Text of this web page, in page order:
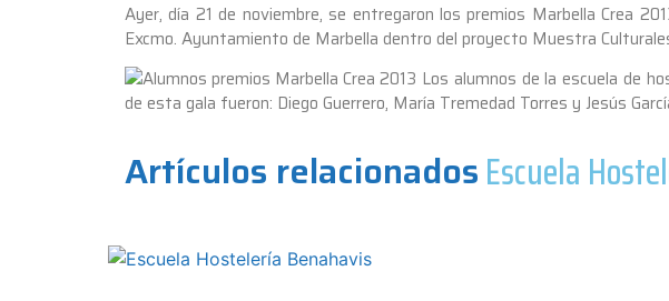
Ayer, día 21 de noviembre, se entregaron los premios Marbella Crea
Excmo. Ayuntamiento de Marbella dentro del proyecto Muestra
Los alumnos de la escuela de
de esta gala fueron: Diego Guerrero, María Tremedad Torres y Jesús
Artículos relacionadosEscuela